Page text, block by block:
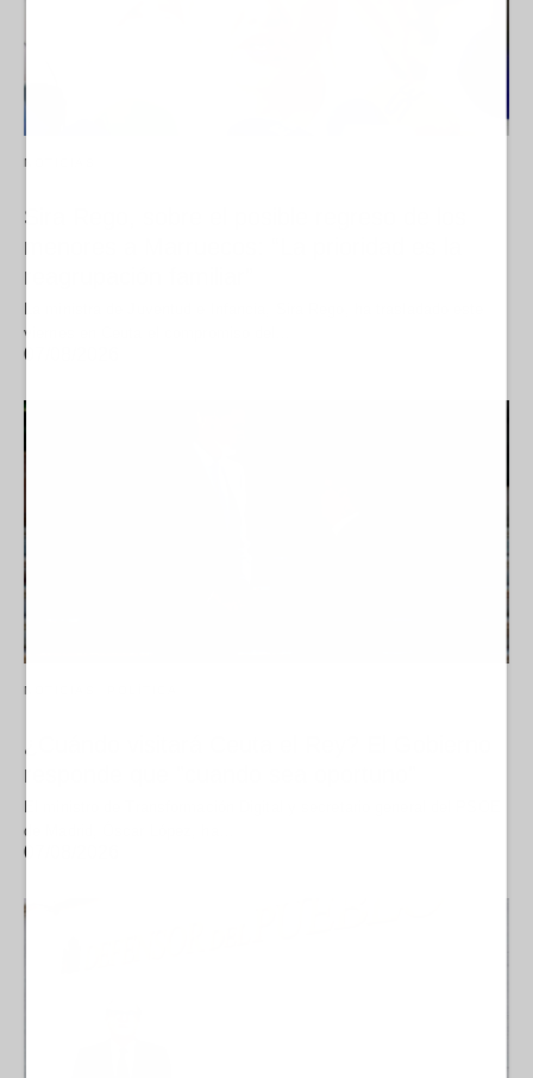
NOTICIAS
Sira Rego, sobre el posible regreso de los
menores a Marruecos: “La prioridad es la
reagrupación familiar”
viernes en Ceuta el compromiso del…
07/08/2026
NOTICIAS
¿Cuándo visitará Ceuta el Rey? El Gobierno
responde que "cuando sea oportuno"
de Madrid, Óscar López, ha…
07/08/2026